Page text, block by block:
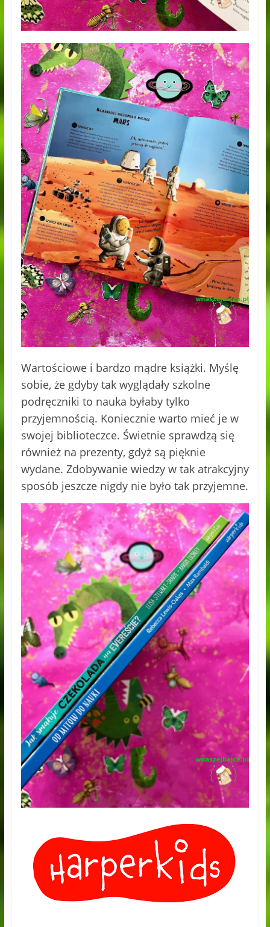
Wartościowe i bardzo mądre książki. Myślę
sobie, że gdyby tak wyglądały szkolne
podręczniki to nauka byłaby tylko
przyjemnością. Koniecznie warto mieć je w
swojej biblioteczce. Świetnie sprawdzą się
również na prezenty, gdyż są pięknie
wydane. Zdobywanie wiedzy w tak atrakcyjny
sposób jeszcze nigdy nie było tak przyjemne.